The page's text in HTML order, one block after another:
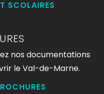
SCOLAIRES
nos documentations
le Val-de-Marne.